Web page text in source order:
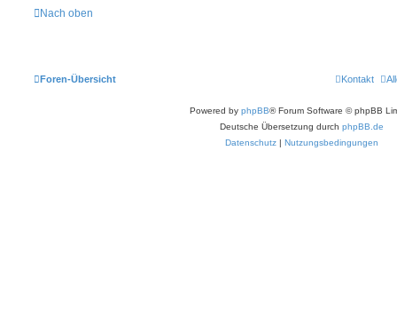
Nach oben
Foren-Übersicht Kontakt
Powered by phpBB® Forum Software © phpBB
Deutsche Übersetzung durch phpBB.de
Datenschutz | Nutzungsbedingungen